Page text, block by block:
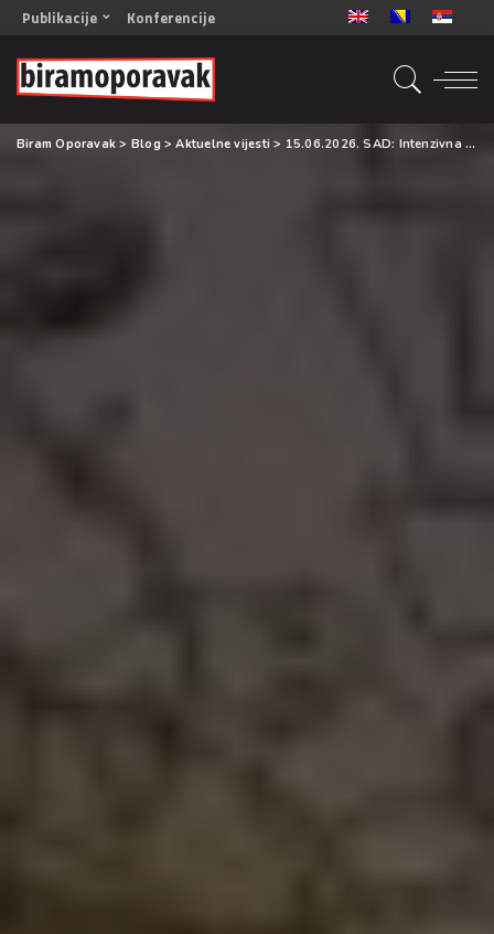
Publikacije
OPORAVAK- Naš zajednički cilj BiH/CG
OPORAVAK- Naš zajednički cilj SRB
RECOVERY- Our common goal ENG
OPORAVAK- Naš zajednički cilj 2
Konferencije
Biram Oporavak > Blog >Aktuelne vijesti > 15.06.2026. SAD: Intenzivna upotreba psihoaktivnih supstanci u ranoj odrasloj dobi predviđa probleme s pamćenjem decenijama kasnije